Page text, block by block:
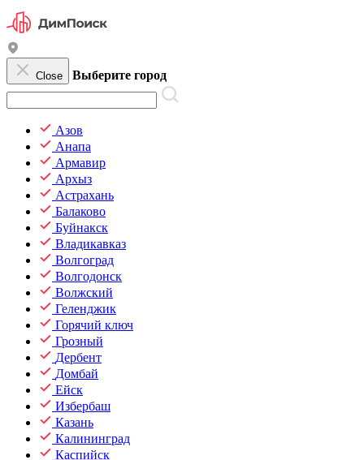
Close Выберите город
Азов
Анапа
Армавир
Архыз
Астрахань
Балаково
Буйнакск
Владикавказ
Волгоград
Волгодонск
Волжский
Геленджик
Горячий ключ
Грозный
Дербент
Домбай
Ейск
Избербаш
Казань
Калининград
Каспийск